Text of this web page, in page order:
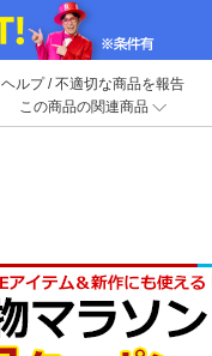
ヘルプ/不適切な商品を報告
この商品の関連商品